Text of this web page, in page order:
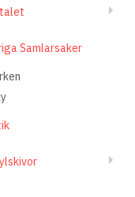
Samlarsaker